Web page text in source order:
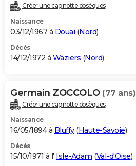
Créer une cagnotte obsèques
Naissance
03/12/1967 à Douai (Nord)
Décès
14/12/1972 à Waziers (Nord)
Germain ZOCCOLO (77 ans)
Créer une cagnotte obsèques
Naissance
16/05/1894 à Bluffy(Haute-Savoie)
Décès
15/10/1971 à l' Isle-Adam (Val-d'Oise)